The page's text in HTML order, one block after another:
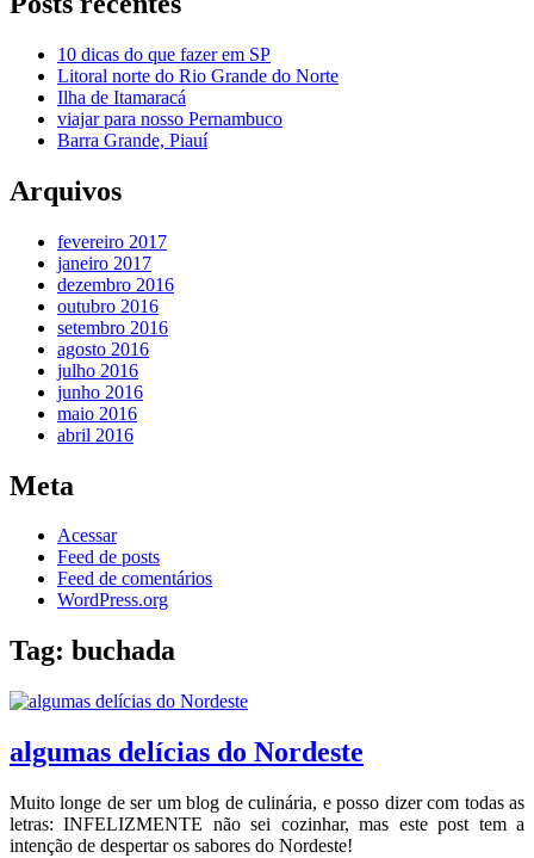
10 dicas do que fazer em SP
Litoral norte do Rio Grande do Norte
Ilha de Itamaracá
viajar para nosso Pernambuco
Barra Grande, Piauí
Arquivos
fevereiro 2017
janeiro 2017
dezembro 2016
outubro 2016
setembro 2016
agosto 2016
julho 2016
junho 2016
maio 2016
abril 2016
Meta
Acessar
Feed de posts
Feed de comentários
WordPress.org
Tag: buchada
algumas delícias do Nordeste
Muito longe de ser um blog de culinária, e posso dizer com todas as
letras: INFELIZMENTE não sei cozinhar, mas este post tem a
intenção de despertar os sabores do Nordeste!